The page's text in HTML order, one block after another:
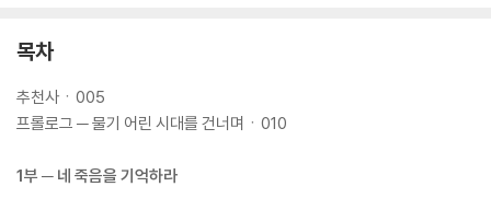
목차
추천사ㆍ005
프롤로그 ─ 물기 어린 시대를 건너며ㆍ010
1부 ─ 네 죽음을 기억하라